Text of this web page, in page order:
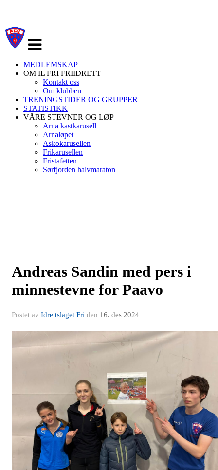
navigasjon
MEDLEMSKAP
OM IL FRI FRIIDRETT
Kontakt oss
Om klubben
TRENINGSTIDER OG GRUPPER
STATISTIKK
VÅRE STEVNER OG LØP
Arna kastkarusell
Arnaløpet
Askokarusellen
Frikarusellen
Fristafetten
Sørfjorden halvmaraton
Andreas Sandin med pers i
minnestevne for Paavo
Postet av Idrettslaget Fri den 16. des 2024